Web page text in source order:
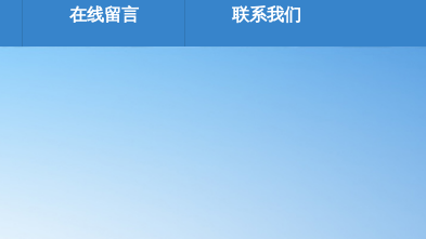
在线留言 联系我们